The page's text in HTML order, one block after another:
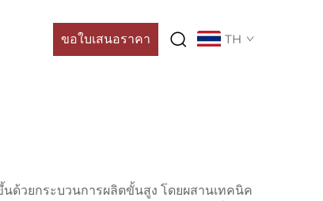
ขอใบเสนอราคา TH
ด้วยกระบวนการผลิตขั้นสูง โดยผสานเทคนิค